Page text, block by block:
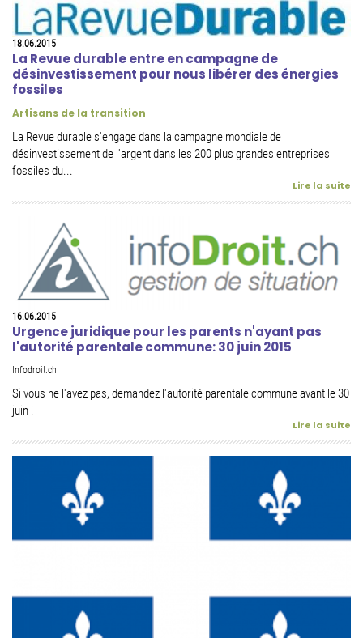
18.06.2015
La Revue durable entre en campagne de
désinvestissement pour nous libérer des énergies
fossiles
Artisans de la transition
La Revue durable s'engage dans la campagne mondiale de
désinvestissement de l'argent dans les 200 plus grandes entreprises
fossiles du...
Lire la suite
16.06.2015
Urgence juridique pour les parents n'ayant pas
l'autorité parentale commune: 30 juin 2015
Infodroit.ch
Si vous ne l'avez pas, demandez l'autorité parentale commune avant le 30
juin !
Lire la suite